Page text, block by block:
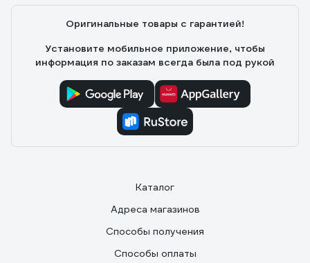
Оригинальные товары с гарантией!
Установите мобильное приложение, чтобы
информация по заказам всегда была под рукой
Каталог
Адреса магазинов
Способы получения
Способы оплаты